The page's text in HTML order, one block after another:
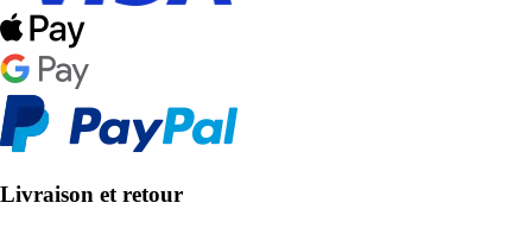
Livraison et retour